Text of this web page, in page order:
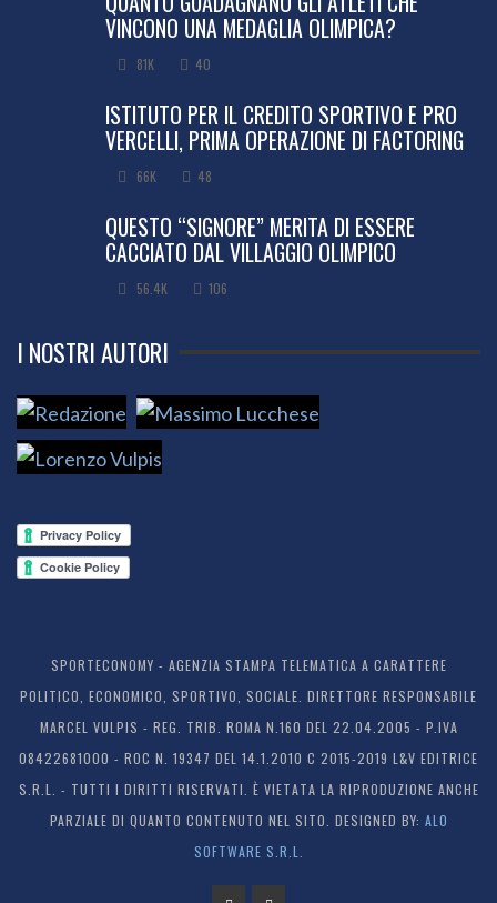
VINCONO UNA MEDAGLIA OLIMPICA?
81K 40
ISTITUTO PER IL CREDITO SPORTIVO E PRO
VERCELLI, PRIMA OPERAZIONE DI FACTORING
66K 48
QUESTO “SIGNORE” MERITA DI ESSERE
CACCIATO DAL VILLAGGIO OLIMPICO
56.4K 106
I NOSTRI AUTORI
SPORTECONOMY - AGENZIA STAMPA TELEMATICA A CARATTERE
POLITICO, ECONOMICO, SPORTIVO, SOCIALE. DIRETTORE RESPONSABILE
MARCEL VULPIS - REG. TRIB. ROMA N.160 DEL 22.04.2005 - P.IVA
08422681000 - ROC N. 19347 DEL 14.1.2010 C 2015-2019 L&V EDITRICE
S.R.L. - TUTTI I DIRITTI RISERVATI. È VIETATA LA RIPRODUZIONE ANCHE
PARZIALE DI QUANTO CONTENUTO NEL SITO. DESIGNED BY: ALO
SOFTWARE S.R.L.